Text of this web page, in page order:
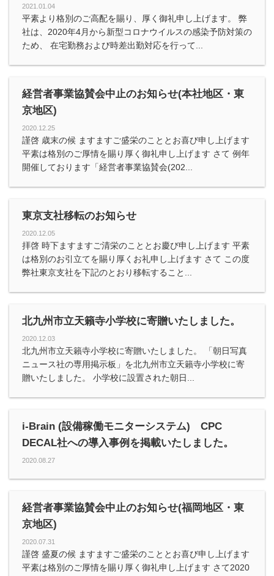
2021.01.04
平素より格別のご高配を賜り、厚く御礼申し上げます。 弊
社は、2020年4月から新型コロナウイルスの感染予防対策の
ため、 在宅勤務および時差出勤対応を行って...
経営者事業協賛会中止のお知らせ(本社地区・東
京地区)
2020.12.25
謹啓 歳末の候 ますますご盛栄のこととお喜び申し上げます
平素は格別のご厚情を賜り厚く御礼申し上げます さて 例年
開催しております「経営者事業協賛会(202...
東京支社移転のお知らせ
2020.12.05
拝啓 時下ますますご清栄のこととお慶び申し上げます 平素
は格別のお引立てを賜り厚くお礼申し上げます さて この度
弊社東京支社を下記のとおり移転すること...
北九州市立天籟寺小学校に寄贈いたしました。
2020.12.03
北九州市立天籟寺小学校に寄贈いたしました。 「朝日写真
ニュース社の専用掲示板」を北九州市立天籟寺小学校に寄
贈いたしました。 小学校に設置された朝日...
i-Brain (設備稼働モニターシステム) CPC
DECAL社への導入事例を掲載いたしました。
2020.08.27
経営者事業協賛会中止のお知らせ(福岡地区・東
京地区)
2020.07.31
謹啓 盛夏の候 ますますご盛栄のこととお喜び申し上げます
平素は格別のご厚情を賜り厚く御礼申し上げます さて2020